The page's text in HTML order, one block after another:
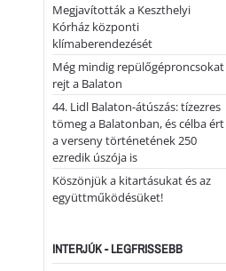
Megjavították a Keszthelyi
Kórház központi
klímaberendezését
Még mindig repülőgéproncsokat
rejt a Balaton
44. Lidl Balaton-átúszás: tízezres
tömeg a Balatonban, és célba ért
a verseny történetének 250
ezredik úszója is
Köszönjük a kitartásukat és az
együttműködésüket!
INTERJÚK - LEGFRISSEBB